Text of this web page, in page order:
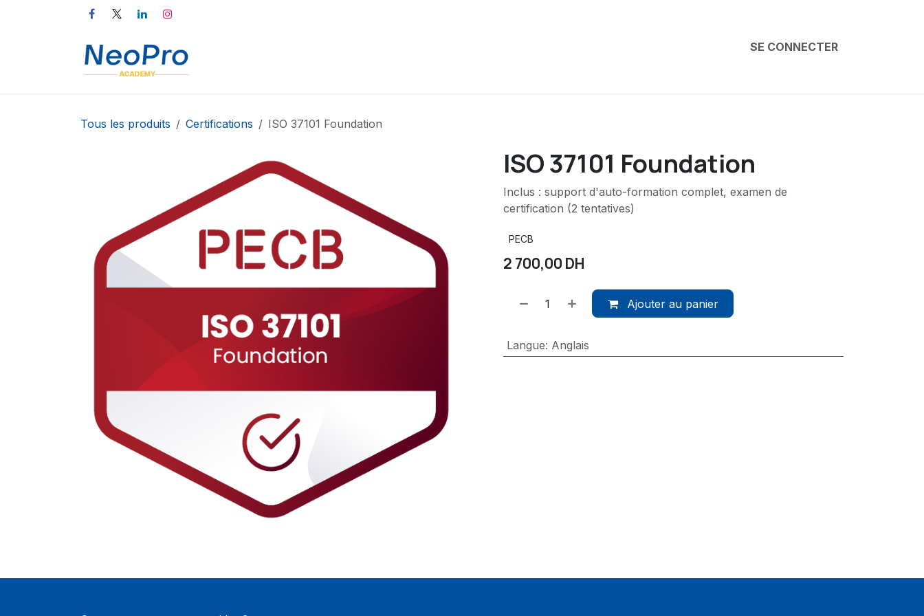
Se rendre au contenu
SE CONNECTER
Tous les produits Certifications ISO 37101 Foundation
ISO 37101 Foundation
Inclus : support d'auto-formation complet, examen de
certification (2 tentatives)
PECB
2 700,00 DH
Ajouter au panier
Langue: Anglais